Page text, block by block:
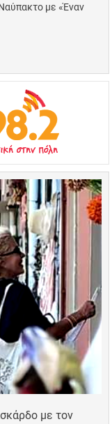
με «Έναν
με τον